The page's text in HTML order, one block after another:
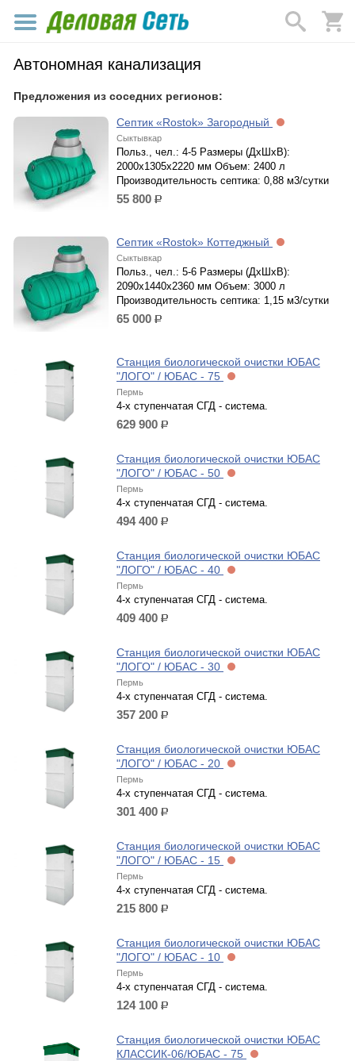
Автономная канализация
Предложения из соседних регионов:
Септик «Rostok» Загородный
Сыктывкар
Польз., чел.: 4-5 Размеры (ДхШхВ):
2000х1305х2220 мм Объем: 2400 л
Производительность септика: 0,88 м3/сутки
55 800 р.
Септик «Rostok» Коттеджный
Сыктывкар
Польз., чел.: 5-6 Размеры (ДхШхВ):
2090х1440х2360 мм Объем: 3000 л
Производительность септика: 1,15 м3/сутки
65 000 р.
Станция биологической очистки ЮБАС
"ЛОГО" / ЮБАС - 75
Пермь
4-х ступенчатая СГД - система.
629 900 р.
Станция биологической очистки ЮБАС
"ЛОГО" / ЮБАС - 50
Пермь
4-х ступенчатая СГД - система.
494 400 р.
Станция биологической очистки ЮБАС
"ЛОГО" / ЮБАС - 40
Пермь
4-х ступенчатая СГД - система.
409 400 р.
Станция биологической очистки ЮБАС
"ЛОГО" / ЮБАС - 30
Пермь
4-х ступенчатая СГД - система.
357 200 р.
Станция биологической очистки ЮБАС
"ЛОГО" / ЮБАС - 20
Пермь
4-х ступенчатая СГД - система.
301 400 р.
Станция биологической очистки ЮБАС
"ЛОГО" / ЮБАС - 15
Пермь
4-х ступенчатая СГД - система.
215 800 р.
Станция биологической очистки ЮБАС
"ЛОГО" / ЮБАС - 10
Пермь
4-х ступенчатая СГД - система.
124 100 р.
Станция биологической очистки ЮБАС
КЛАССИК-06/ЮБАС - 75